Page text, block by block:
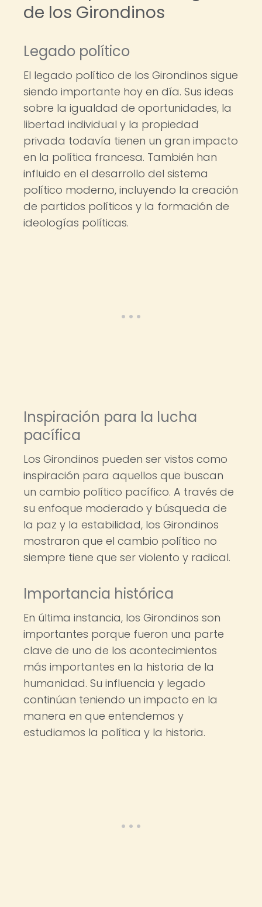
de los Girondinos
Legado político
El legado político de los Girondinos sigue
siendo importante hoy en día. Sus ideas
sobre la igualdad de oportunidades, la
libertad individual y la propiedad
privada todavía tienen un gran impacto
en la política francesa. También han
influido en el desarrollo del sistema
político moderno, incluyendo la creación
de partidos políticos y la formación de
ideologías políticas.
Inspiración para la lucha
pacífica
Los Girondinos pueden ser vistos como
inspiración para aquellos que buscan
un cambio político pacífico. A través de
su enfoque moderado y búsqueda de
la paz y la estabilidad, los Girondinos
mostraron que el cambio político no
siempre tiene que ser violento y radical.
Importancia histórica
En última instancia, los Girondinos son
importantes porque fueron una parte
clave de uno de los acontecimientos
más importantes en la historia de la
humanidad. Su influencia y legado
continúan teniendo un impacto en la
manera en que entendemos y
estudiamos la política y la historia.